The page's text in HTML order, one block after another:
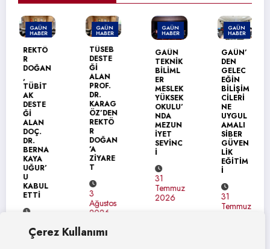
Çerez Kullanımı
GAÜN
HABER
REKTÖ
DOĞAN
TÜBİT
AK
DESTE
Ğİ
ALAN
DOÇ.
DR.
BERNA
KAYA
UĞUR’
KABUL
ETTİ
Ağustos
2026
GAÜN
HABER
TÜSEB
DESTE
Ğİ
ALAN
PROF.
DR.
KARAG
ÖZ’DEN
REKTÖ
DOĞAN
’A
ZİYARE
Ağustos
2026
GAÜN
HABER
GAÜN
TEKNİK
BİLİML
ER
MESLEK
YÜKSEK
OKULU’
NDA
MEZUN
İYET
SEVİNC
31
Temmuz
2026
GAÜN
HABER
GAÜN’
DEN
GELEC
EĞİN
BİLİŞİM
CİLERİ
NE
UYGUL
AMALI
SİBER
GÜVEN
LİK
EĞİTİM
31
Temmuz